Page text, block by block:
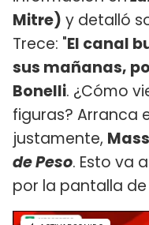
Mitre) y detalló
Trece: "El canal
sus mañanas,
Bonelli. ¿Cómo
figuras? Arranca
justamente,
de Peso. Esto va
por la pantalla de